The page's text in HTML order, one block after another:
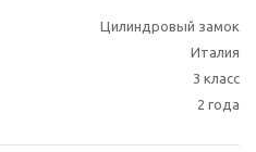
Цилиндровый замок
Италия
3 класс
2 года